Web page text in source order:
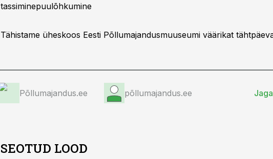
tassiminepuulõhkumine
Tähistame üheskoos Eesti Põllumajandusmuuseumi väärikat
Põllumajandus.ee põllumajandus.ee Jaga
SEOTUD LOOD